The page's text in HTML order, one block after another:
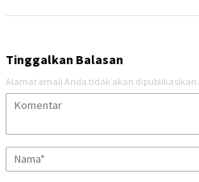
Tinggalkan Balasan
Alamat email Anda tidak akan dipublikasikan.